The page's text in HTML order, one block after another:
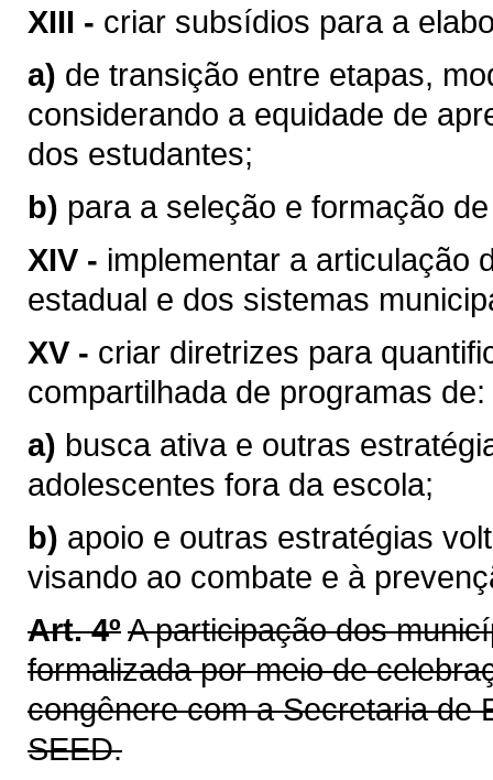
XIII - criar subsídios para a
a) de transição entre etapas,
considerando a equidade de
dos estudantes;
b) para a seleção e formação
XIV - implementar a articulação
estadual e dos sistemas
XV - criar diretrizes para
compartilhada de programas de:
a) busca ativa e outras
adolescentes fora da escola;
b) apoio e outras estratégias
visando ao combate e à
Art. 4ºA participação dos
formalizada por meio de
congênere com a Secretaria de
SEED.